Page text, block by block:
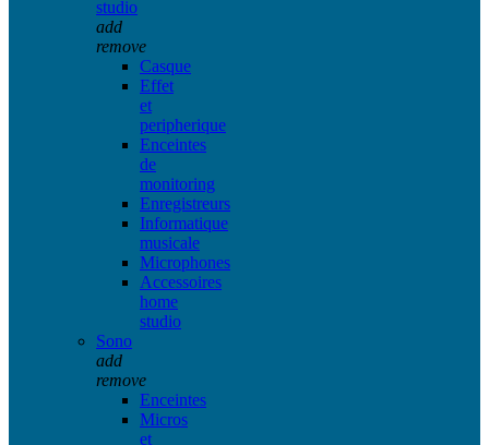
studio
add
remove
Casque
Effet
et
peripherique
Enceintes
de
monitoring
Enregistreurs
Informatique
musicale
Microphones
Accessoires
home
studio
Sono
add
remove
Enceintes
Micros
et